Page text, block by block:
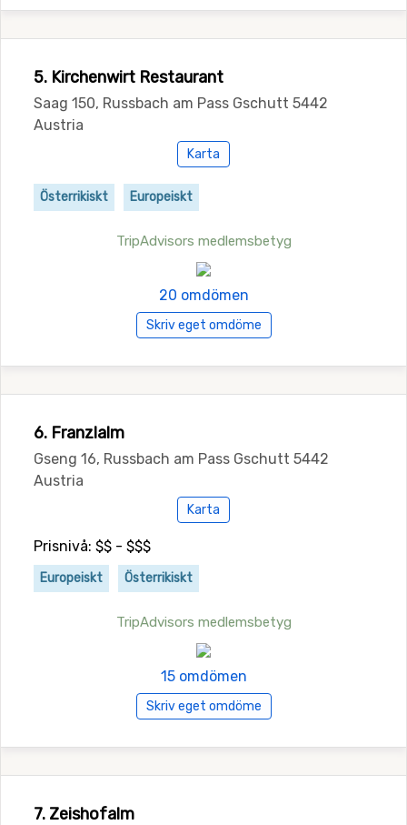
5. Kirchenwirt Restaurant
Saag 150, Russbach am Pass Gschutt 5442
Austria
Karta
Österrikiskt Europeiskt
TripAdvisors medlemsbetyg
20 omdömen
Skriv eget omdöme
6. Franzlalm
Gseng 16, Russbach am Pass Gschutt 5442
Austria
Karta
Prisnivå: $$ - $$$
Europeiskt Österrikiskt
TripAdvisors medlemsbetyg
15 omdömen
Skriv eget omdöme
7. Zeishofalm